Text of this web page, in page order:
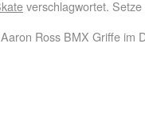
verschlagwortet.
Ross BMX Griffe im